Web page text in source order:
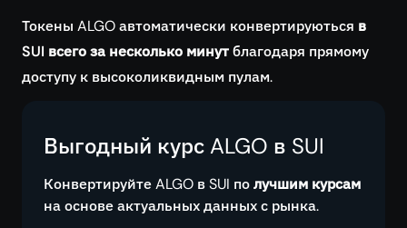
Токены ALGO автоматически конвертируються в
SUI всего за несколько минутблагодаря прямому
доступу к высоколиквидным пулам.
Выгодный курс ALGO в SUI
Конвертируйте ALGO в SUI получшим курсам
на основе актуальных данных с рынка.